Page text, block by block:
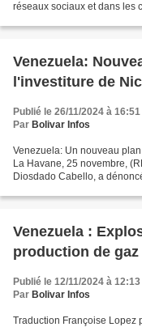
réseaux sociaux et dans les
Venezuela:
l'investiture de
Publié le 26/11/2024 à 16:51
Par Bolivar Infos
Venezuela: Un nouveau
La Havane, 25 novembre,
Diosdado Cabello, a
Venezuela :
production de gaz
Publié le 12/11/2024 à 12:13
Par Bolivar Infos
Traduction Françoise Lopez